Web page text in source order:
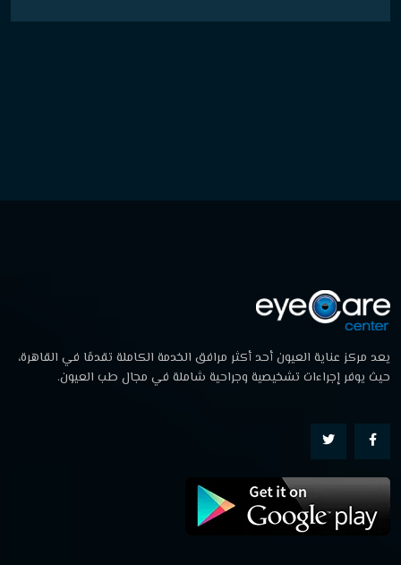
يعد مركز عناية العيون أحد أكثر مرافق الخدمة الكاملة تقدمًا في القاهرة،
حيث يوفر إجراءات تشخيصية وجراحية شاملة في مجال طب العيون.